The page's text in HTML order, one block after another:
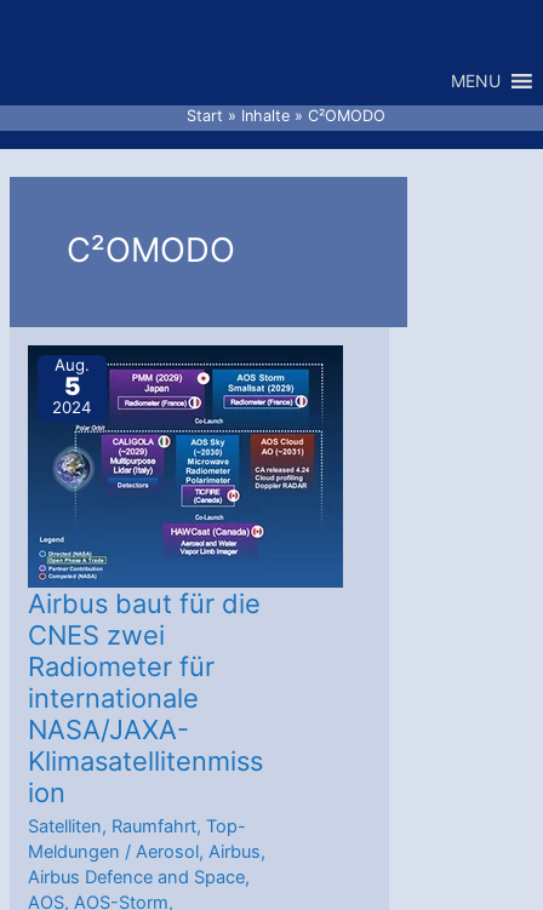
MENU
Start Inhalte C²OMODO
C²OMODO
Aug.
5
2024
Airbus baut für die
CNES zwei
Radiometer für
internationale
NASA/JAXA-
Klimasatellitenmiss
ion
Satelliten, Raumfahrt,Top-
Meldungen /Aerosol,Airbus,
Airbus Defence and Space,
AOS,AOS-Storm,